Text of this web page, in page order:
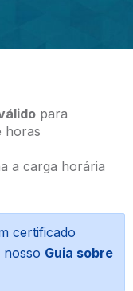
para
horas
a carga horária
certificado
Guia sobre